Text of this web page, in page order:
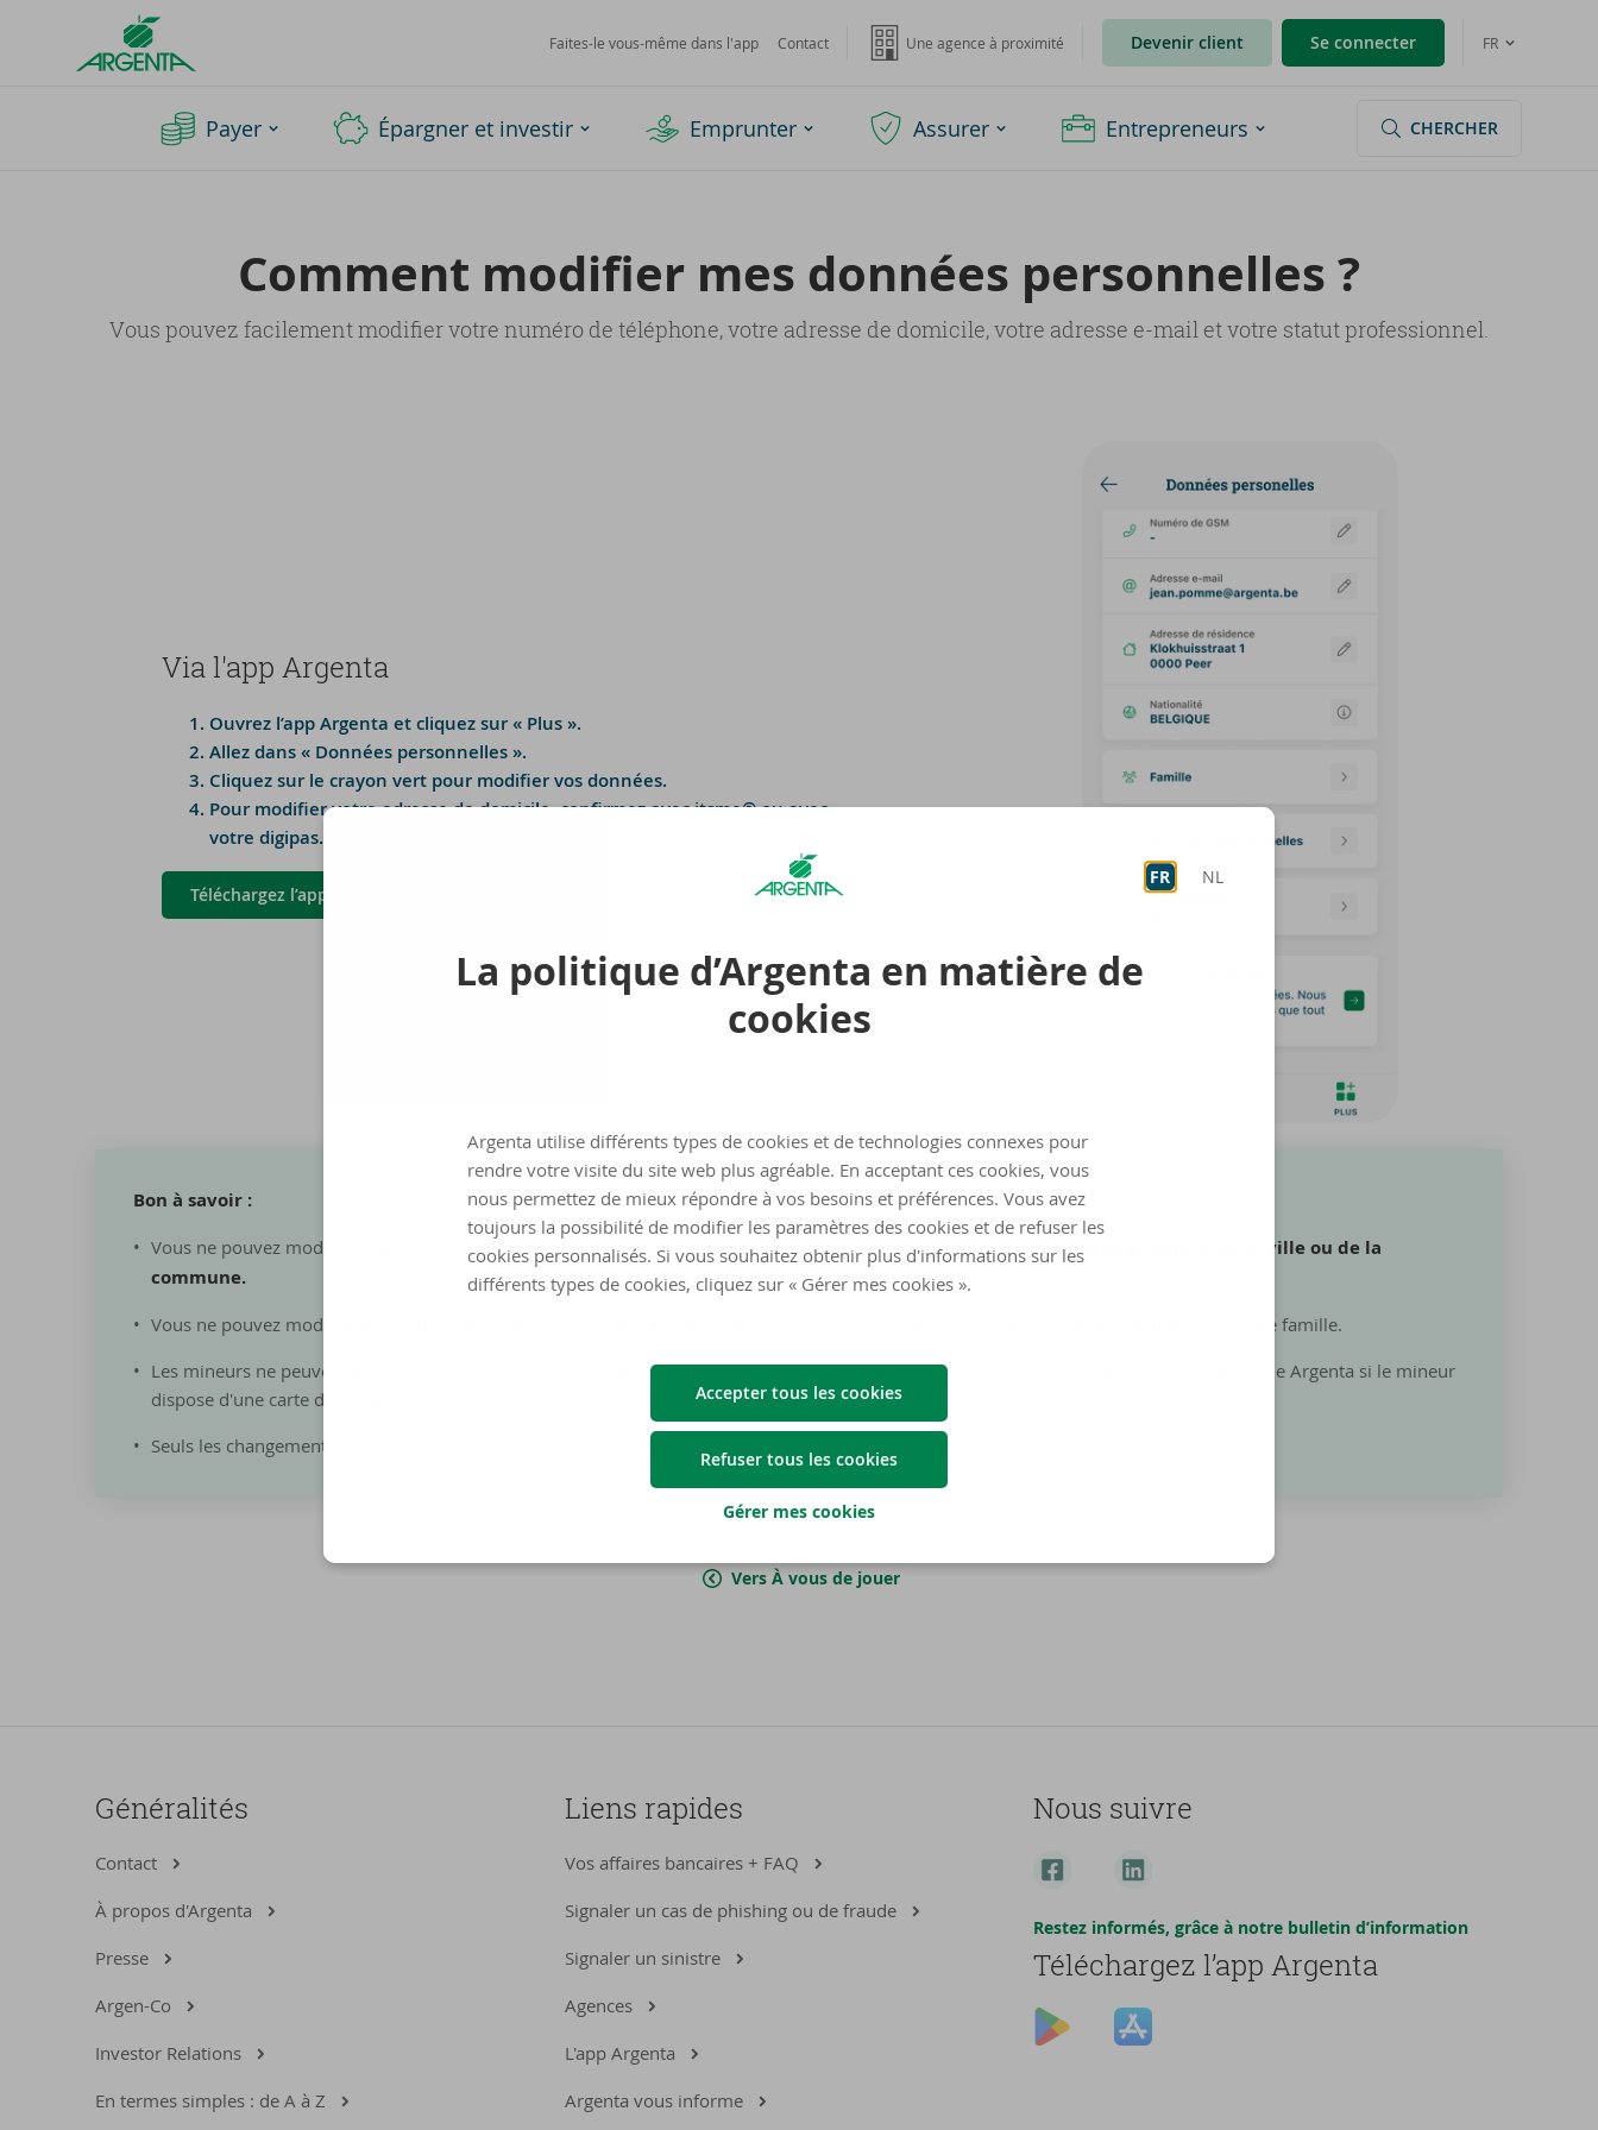
FR NL
La politique d’Argenta en matière de
cookies
Argenta utilise différents types de cookies et de technologies connexes pour
rendre votre visite du site web plus agréable. En acceptant ces cookies, vous
nous permettez de mieux répondre à vos besoins et préférences. Vous avez
toujours la possibilité de modifier les paramètres des cookies et de refuser les
cookies personnalisés. Si vous souhaitez obtenir plus d'informations sur les
différents types de cookies, cliquez sur « Gérer mes cookies ».
Accepter tous les cookies
Refuser tous les cookies
Gérer mes cookies
Argenta
Homepage
Faites-le vous-même dans l'app Contact Une agence à proximité Devenir client Se connecter FR
Payer Épargner et investir Emprunter Assurer Entrepreneurs CHERCHER
Com­ment mo­di­fier mes don­nées per­son­nelles ?
Vous pouvez facilement modifier votre numéro de téléphone, votre adresse de domicile, votre adresse e-mail et votre statut professionnel.
Via l'app Argenta
Ouvrez l’app Argenta et cliquez sur « Plus ».
Allez dans « Données personnelles ».
Cliquez sur le crayon vert pour modifier vos données.
Pour modifier votre adresse de domicile, confirmez avec itsme® ou avec
votre digipas.
Téléchargez l’app Argenta
Bon à sa­voir :
Vous ne pouvez modifier votre adresse de domicile via l'app que si la nouvelle adresse est officiellement enregistrée auprès de la ville ou de la
commune.
Vous ne pouvez modifier que votre propre adresse de domicile dans l'app. Vous ne pouvez donc pas modifier celle des membres de votre famille.
Les mineurs ne peuvent pas modifier leur adresse de domicile dans l'app. Cela peut se faire via l'agence ou via un distributeur automatique Argenta si le mineur
dispose d'une carte de débit Argenta et d'une carte d'identité électronique belge.
Seuls les changements d'adresse en Belgique sont possibles. Les changements d'adresse à l'étranger doivent être effectués via l'agence.
Vers À vous de jouer
Généralités
Contact
À propos d'Argenta
Presse
Argen-Co
Investor Relations
En termes simples : de A à Z
Liens rapides
Vos affaires bancaires + FAQ
Signaler un cas de phishing ou de fraude
Signaler un sinistre
Agences
L'app Argenta
Argenta vous informe
Nous suivre
Restez informés, grâce à notre bulletin d’information
Téléchargez l’app Argenta